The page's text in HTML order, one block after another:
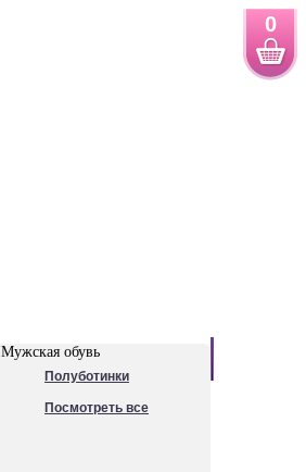
0
Мужская обувь
Полуботинки
Посмотреть все